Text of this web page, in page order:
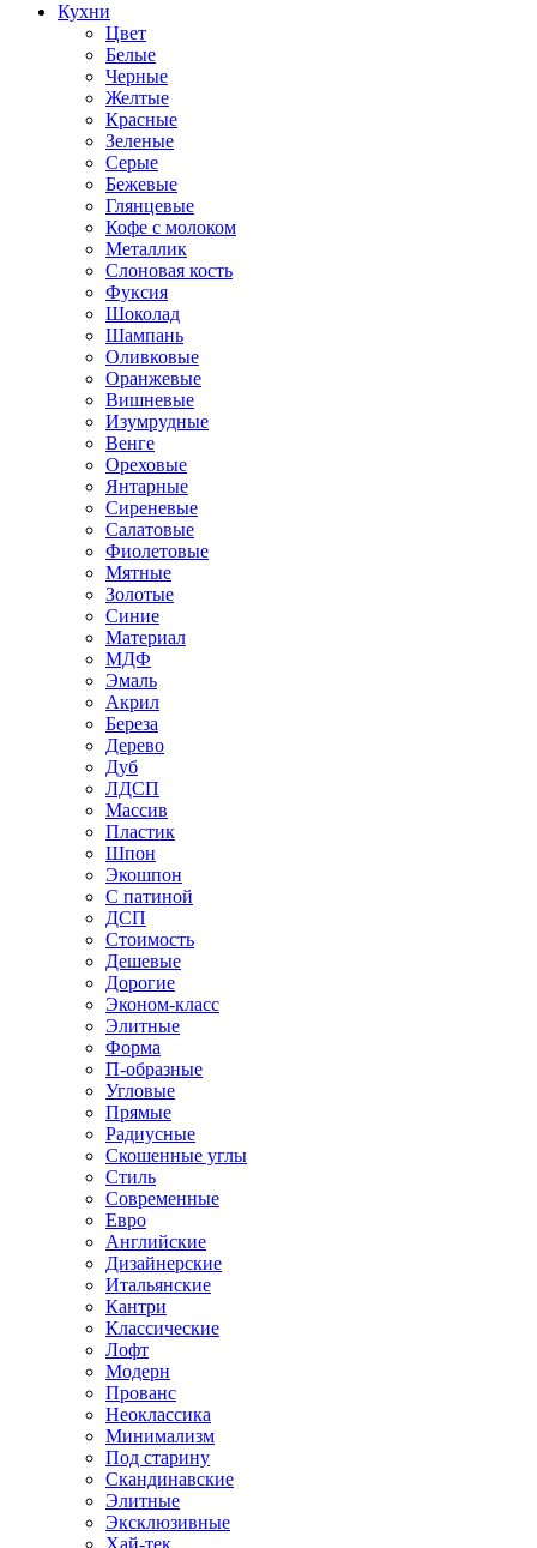
Кухни
Цвет
Белые
Черные
Желтые
Красные
Зеленые
Серые
Бежевые
Глянцевые
Кофе с молоком
Металлик
Слоновая кость
Фуксия
Шоколад
Шампань
Оливковые
Оранжевые
Вишневые
Изумрудные
Венге
Ореховые
Янтарные
Сиреневые
Салатовые
Фиолетовые
Мятные
Золотые
Синие
Материал
МДФ
Эмаль
Акрил
Береза
Дерево
Дуб
ЛДСП
Массив
Пластик
Шпон
Экошпон
С патиной
ДСП
Стоимость
Дешевые
Дорогие
Эконом-класс
Элитные
Форма
П-образные
Угловые
Прямые
Радиусные
Скошенные углы
Стиль
Современные
Евро
Английские
Дизайнерские
Итальянские
Кантри
Классические
Лофт
Модерн
Прованс
Неоклассика
Минимализм
Под старину
Скандинавские
Элитные
Эксклюзивные
Хай-тек